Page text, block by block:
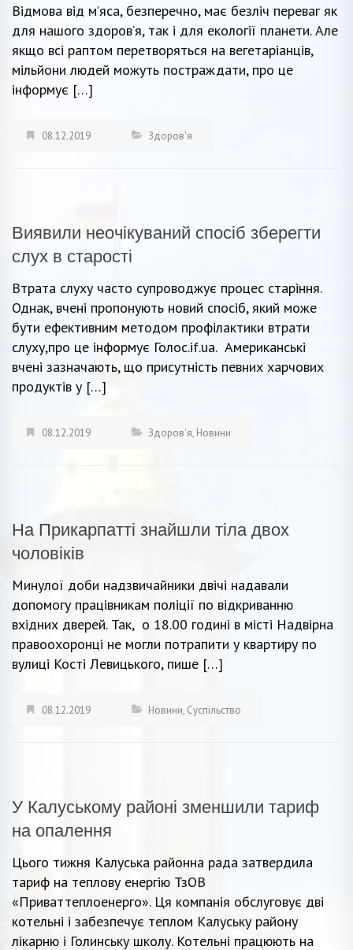
Відмова від м’яса, безперечно, має безліч переваг як
для нашого здоров’я, так і для екології планети. Але
якщо всі раптом перетворяться на вегетаріанців,
мільйони людей можуть постраждати, про це
інформує […]
08.12.2019 Здоров'я
Виявили неочікуваний спосіб зберегти
слух в старості
Втрата слуху часто супроводжує процес старіння.
Однак, вчені пропонують новий спосіб, який може
бути ефективним методом профілактики втрати
слуху,про це інформує Голос.if.ua. Американські
вчені зазначають, що присутність певних харчових
продуктів у […]
08.12.2019 Здоров'я, Новини
На Прикарпатті знайшли тіла двох
чоловіків
Минулої доби надзвичайники двічі надавали
допомогу працівникам поліції по відкриванню
вхідних дверей. Так, о 18.00 годині в місті Надвірна
правоохоронці не могли потрапити у квартиру по
вулиці Кості Левицького, пише […]
08.12.2019 Новини, Суспільство
У Калуському районі зменшили тариф
на опалення
Цього тижня Калуська районна рада затвердила
тариф на теплову енергію ТзОВ
«Приваттеплоенерго». Ця компанія обслуговує дві
котельні і забезпечує теплом Калуську району
лікарню і Голинську школу. Котельні працюють на